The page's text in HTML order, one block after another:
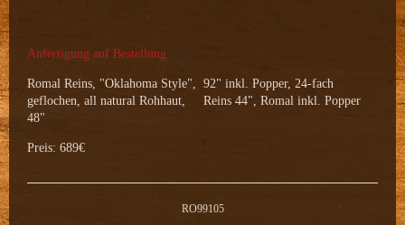
Anfertigung auf Bestellung.
Romal Reins, "Oklahoma Style", 92" inkl. Popper, 24-fach
geflochen, all natural Rohhaut, Reins 44", Romal inkl. Popper
48"
Preis: 689€
RO99105